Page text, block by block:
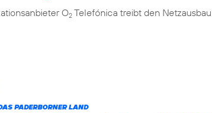
O2 Telefónica treibt den
PADERBORNER LAND